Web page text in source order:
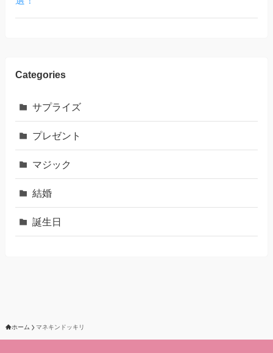
Categories
サプライズ
プレゼント
マジック
結婚
誕生日
ホーム マネキンドッキリ